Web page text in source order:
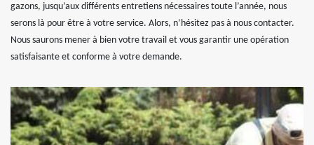
gazons, jusqu’aux différents entretiens nécessaires toute l’année, nous
serons là pour être à votre service. Alors, n’hésitez pas à nous contacter.
Nous saurons mener à bien votre travail et vous garantir une opération
satisfaisante et conforme à votre demande.